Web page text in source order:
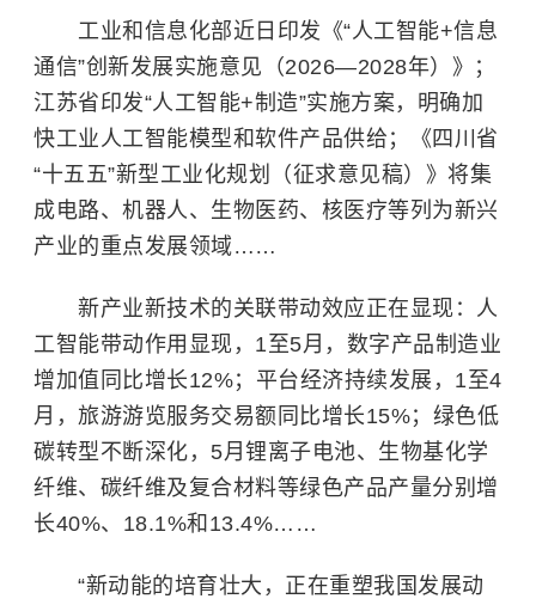
工业和信息化部近日印发《“人工智能+信息
通信”创新发展实施意见（2026—2028年）》；
江苏省印发“人工智能+制造”实施方案，明确加
快工业人工智能模型和软件产品供给；《四川省
“十五五”新型工业化规划（征求意见稿）》将集
成电路、机器人、生物医药、核医疗等列为新兴
产业的重点发展领域……
新产业新技术的关联带动效应正在显现：人
工智能带动作用显现，1至5月，数字产品制造业
增加值同比增长12%；平台经济持续发展，1至4
月，旅游游览服务交易额同比增长15%；绿色低
碳转型不断深化，5月锂离子电池、生物基化学
纤维、碳纤维及复合材料等绿色产品产量分别增
长40%、18.1%和13.4%……
“新动能的培育壮大，正在重塑我国发展动